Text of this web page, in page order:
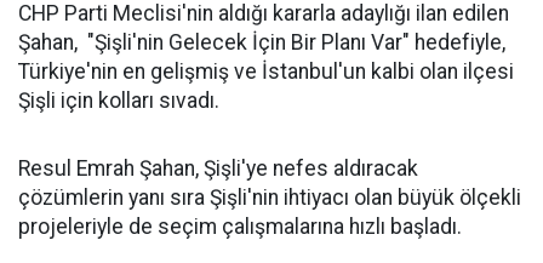
CHP Parti Meclisi'nin aldığı kararla adaylığı ilan edilen
Şahan, "Şişli'nin Gelecek İçin Bir Planı Var" hedefiyle,
Türkiye'nin en gelişmiş ve İstanbul'un kalbi olan ilçesi
Şişli için kolları sıvadı.
Resul Emrah Şahan, Şişli'ye nefes aldıracak
çözümlerin yanı sıra Şişli'nin ihtiyacı olan büyük ölçekli
projeleriyle de seçim çalışmalarına hızlı başladı.